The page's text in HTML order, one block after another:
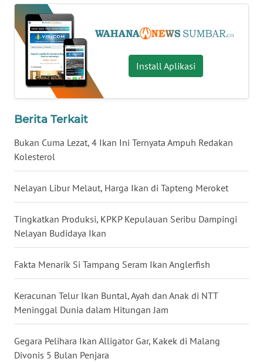
Install Aplikasi
Berita Terkait
Bukan Cuma Lezat, 4 Ikan Ini Ternyata Ampuh Redakan
Kolesterol
Nelayan Libur Melaut, Harga Ikan di Tapteng Meroket
Tingkatkan Produksi, KPKP Kepulauan Seribu Dampingi
Nelayan Budidaya Ikan
Fakta Menarik Si Tampang Seram Ikan Anglerfish
Keracunan Telur Ikan Buntal, Ayah dan Anak di NTT
Meninggal Dunia dalam Hitungan Jam
Gegara Pelihara Ikan Alligator Gar, Kakek di Malang
Divonis 5 Bulan Penjara
WN
NUSANTARA
WN
JOGJA
WN
WN
BALI
WN
KALBAR
WN
KALTENG
KALTARA
KALSEL